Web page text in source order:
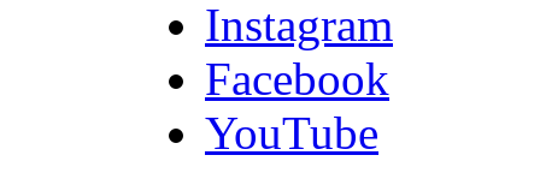
ホームタウン
コラム
その他
TEAM
2026/27トップチーム
2026/27トップチームスタッフ
Instagram
Facebook
YouTube